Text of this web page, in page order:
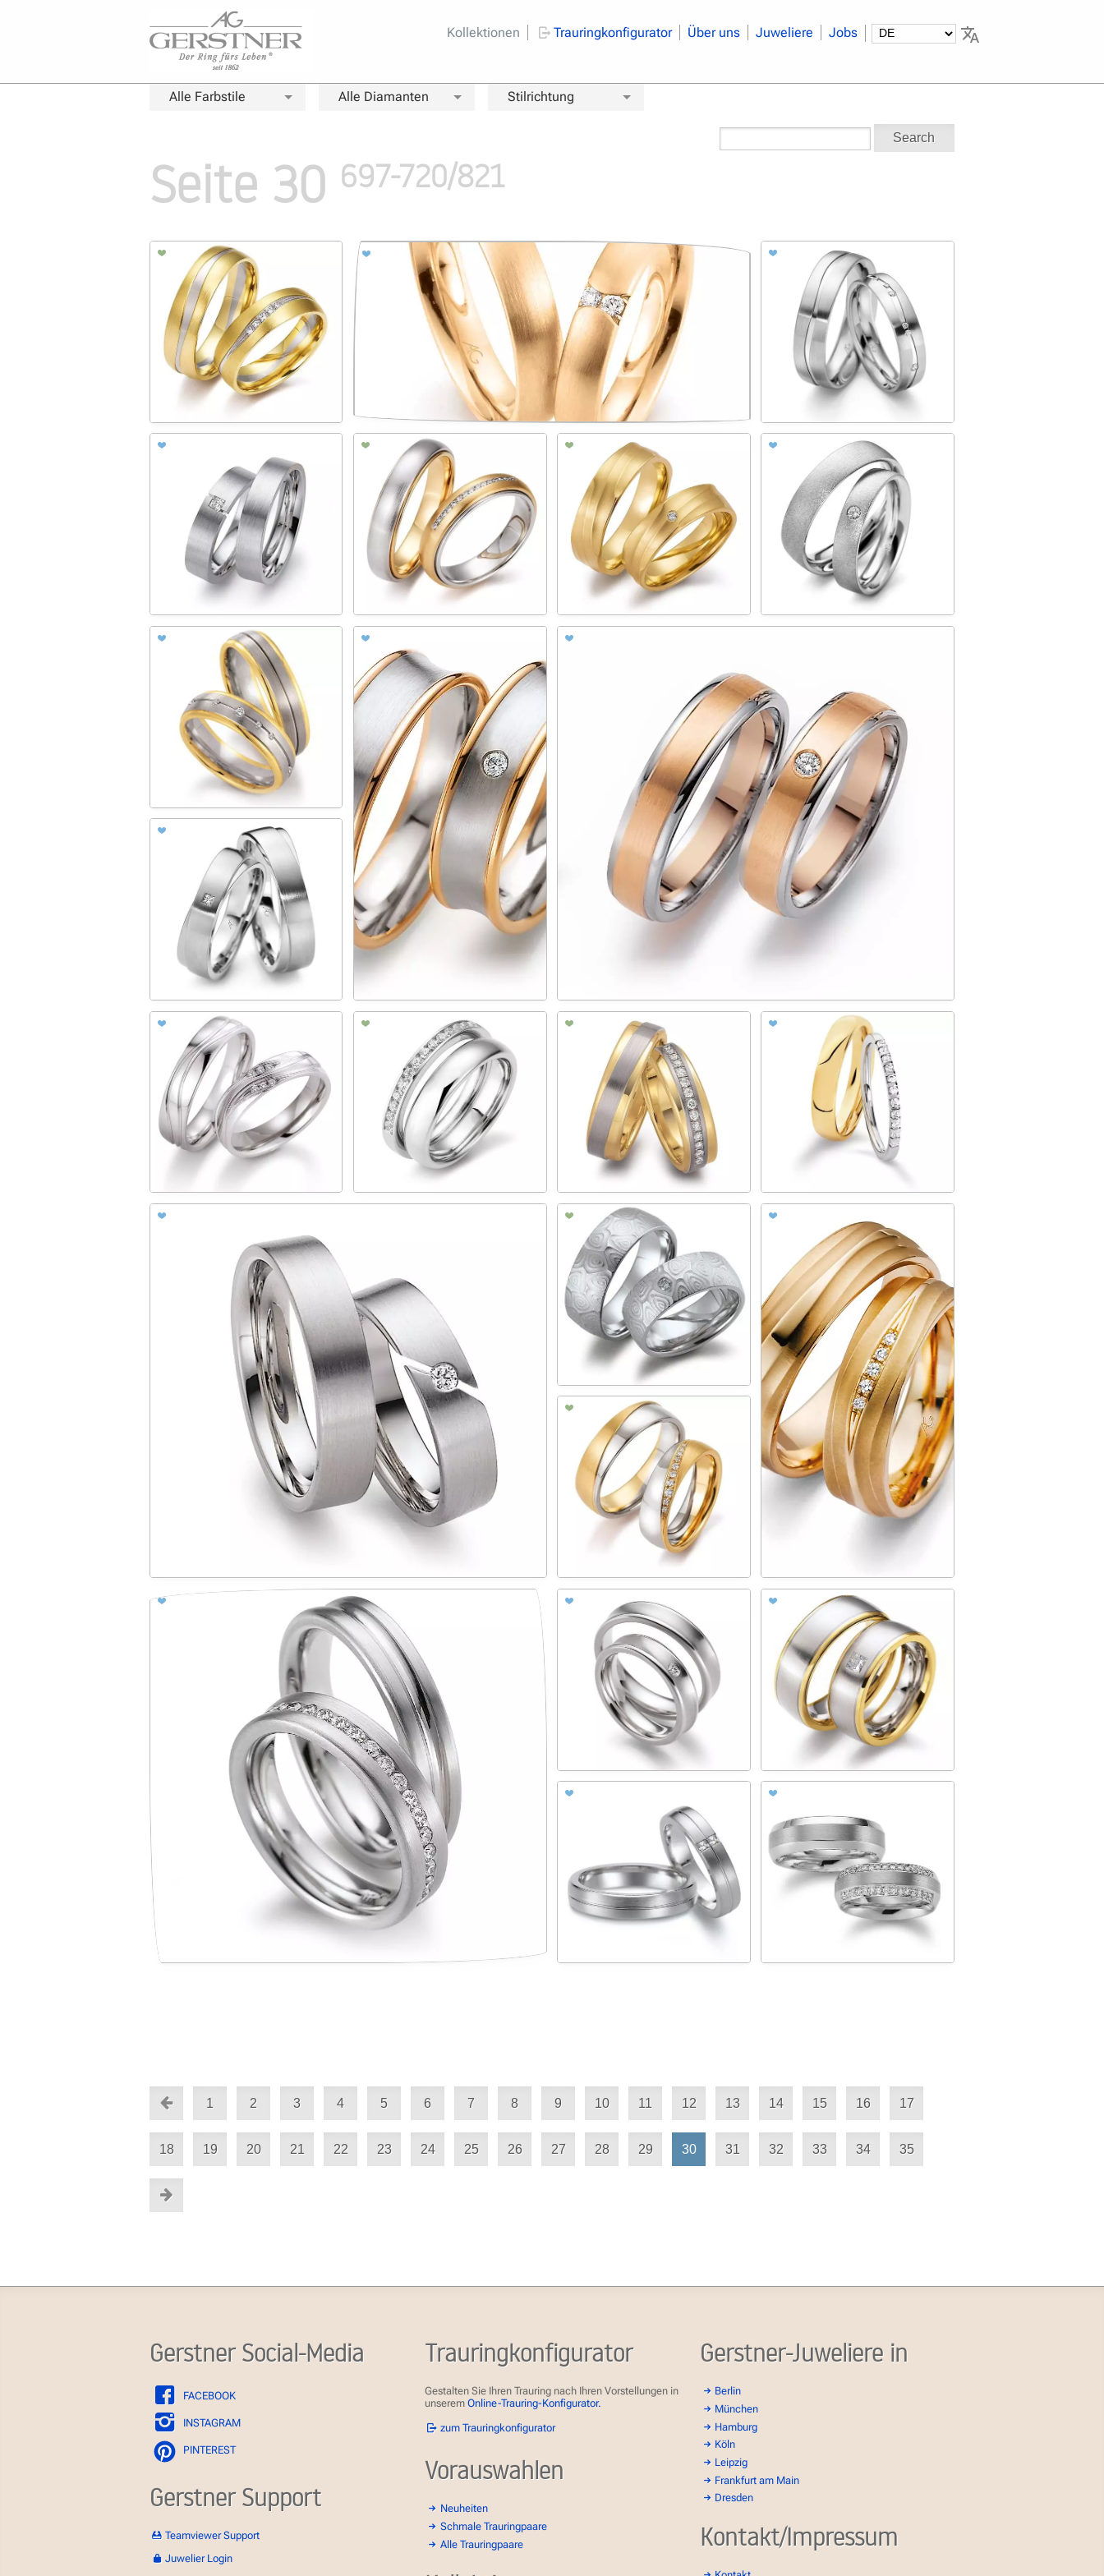
Kollektionen Trauringkonfigurator Über uns Juweliere Jobs
Alle Farbstile Alle Diamanten Stilrichtung
Search
Seite 30 697-720/821
1 2 3 4 5 6 7 8 9 10 11 12 13 14 15 16 17
18 19 20 21 22 23 24 25 26 27 28 29 30 31 32 33 34 35
Gerstner Social-Media
FACEBOOK
INSTAGRAM
PINTEREST
Gerstner Support
Teamviewer Support
Juwelier Login
Trauringkonfigurator
Gestalten Sie Ihren Trauring nach Ihren Vorstellungen in
unserem Online-Trauring-Konfigurator.
zum Trauringkonfigurator
Vorauswahlen
Neuheiten
Schmale Trauringpaare
Alle Trauringpaare
Gerstner-Juweliere in
Berlin
München
Hamburg
Köln
Leipzig
Frankfurt am Main
Dresden
Kontakt/Impressum